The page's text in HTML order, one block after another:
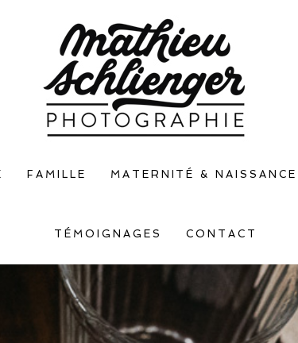
FAMILLE MATERNITÉ & NAISSANCE
TÉMOIGNAGES CONTACT